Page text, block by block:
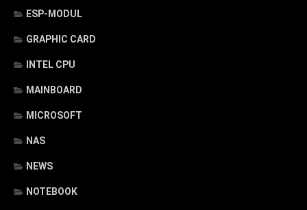
ESP-MODUL
GRAPHIC CARD
INTEL CPU
MAINBOARD
MICROSOFT
NAS
NEWS
NOTEBOOK